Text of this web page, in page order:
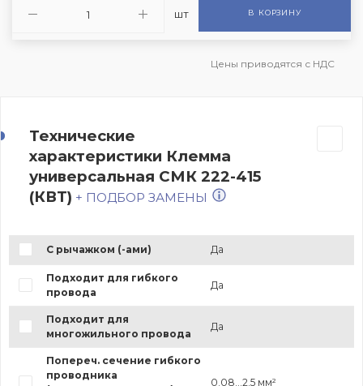
шт В КОРЗИНУ
Цены приводятся с НДС
Технические
характеристики Клемма
универсальная СМК 222-415
(КВТ) + ПОДБОР ЗАМЕНЫ
С рычажком (-ами) Да
Подходит для гибкого
провода
Да
Подходит для
многожильного провода
Да
Попереч. сечение гибкого
проводника
0.08...2.5 мм²